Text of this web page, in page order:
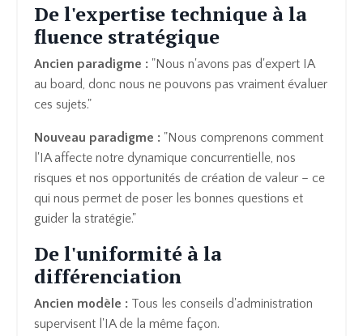
De l'expertise technique à la
fluence stratégique
Ancien paradigme : "Nous n'avons pas d'expert IA
au board, donc nous ne pouvons pas vraiment évaluer
ces sujets."
Nouveau paradigme : "Nous comprenons comment
l'IA affecte notre dynamique concurrentielle, nos
risques et nos opportunités de création de valeur – ce
qui nous permet de poser les bonnes questions et
guider la stratégie."
De l'uniformité à la
différenciation
Ancien modèle : Tous les conseils d'administration
supervisent l'IA de la même façon.